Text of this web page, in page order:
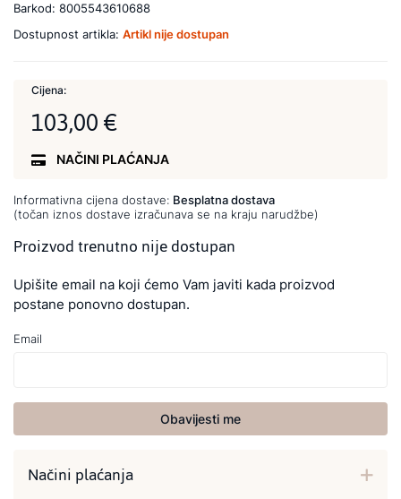
Barkod: 8005543610688
Dostupnost artikla: Artikl nije dostupan
Cijena:
103,00 €
NAČINI PLAĆANJA
Informativna cijena dostave: Besplatna dostava
(točan iznos dostave izračunava se na kraju narudžbe)
Proizvod trenutno nije dostupan
Upišite email na koji ćemo Vam javiti kada proizvod
postane ponovno dostupan.
Email
Obavijesti me
Načini plaćanja